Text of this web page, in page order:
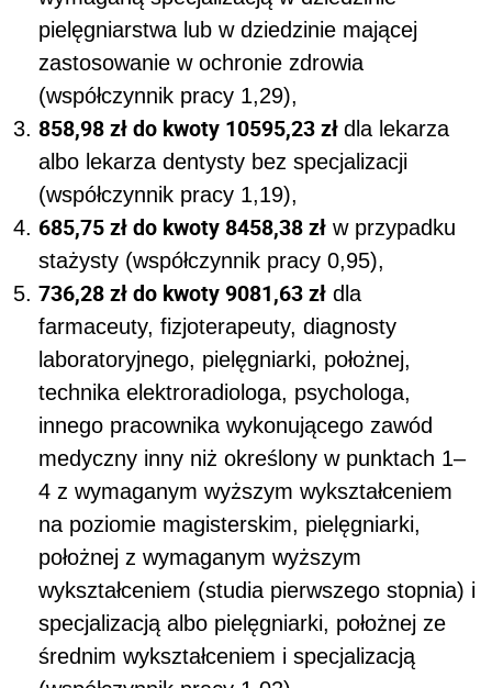
pielęgniarstwa lub w dziedzinie mającej
zastosowanie w ochronie zdrowia
(współczynnik pracy 1,29),
858,98 zł do kwoty 10595,23 zł dla lekarza
albo lekarza dentysty bez specjalizacji
(współczynnik pracy 1,19),
685,75 zł do kwoty 8458,38 zł w przypadku
stażysty (współczynnik pracy 0,95),
736,28 zł do kwoty 9081,63 zł dla
farmaceuty, fizjoterapeuty, diagnosty
laboratoryjnego, pielęgniarki, położnej,
technika elektroradiologa, psychologa,
innego pracownika wykonującego zawód
medyczny inny niż określony w punktach 1–
4 z wymaganym wyższym wykształceniem
na poziomie magisterskim, pielęgniarki,
położnej z wymaganym wyższym
wykształceniem (studia pierwszego stopnia) i
specjalizacją albo pielęgniarki, położnej ze
średnim wykształceniem i specjalizacją